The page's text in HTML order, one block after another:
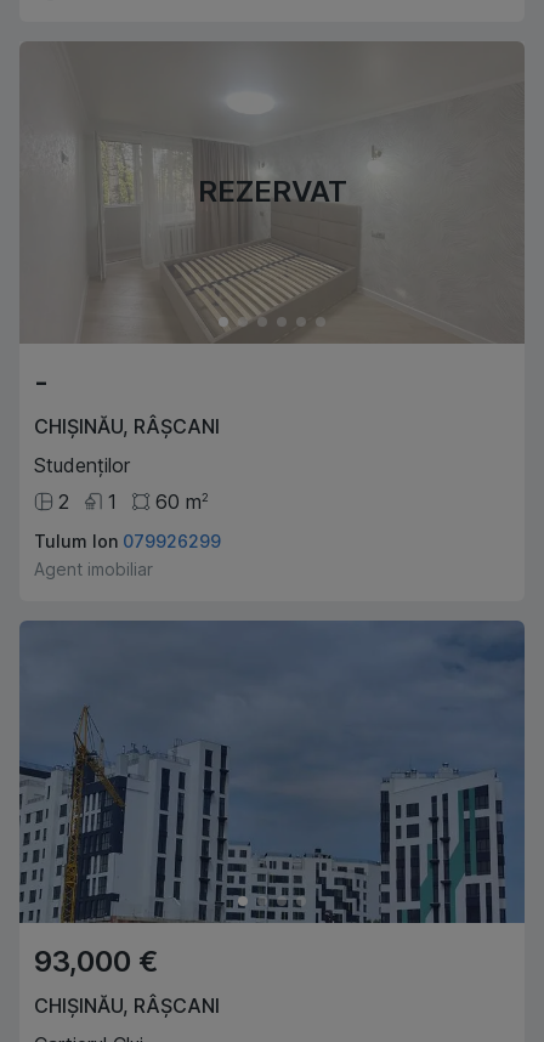
REZERVAT
-
CHIȘINĂU, RÂȘCANI
Studenților
2
1 60 m2
Tulum Ion 079926299
Agent imobiliar
93,000 €
CHIȘINĂU, RÂȘCANI